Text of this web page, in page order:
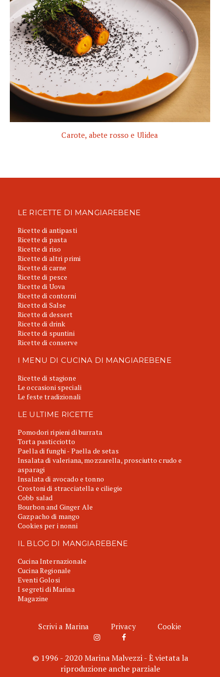
Carote, abete rosso e Ulidea
LE RICETTE DI MANGIAREBENE
Ricette di antipasti
Ricette di pasta
Ricette di riso
Ricette di altri primi
Ricette di carne
Ricette di pesce
Ricette di Uova
Ricette di contorni
Ricette di Salse
Ricette di dessert
Ricette di drink
Ricette di spuntini
Ricette di conserve
I MENU DI CUCINA DI MANGIAREBENE
Ricette di stagione
Le occasioni speciali
Le feste tradizionali
LE ULTIME RICETTE
Pomodori ripieni di burrata
Torta pasticciotto
Paella di funghi - Paella de setas
Insalata di valeriana, mozzarella, prosciutto crudo e
asparagi
Insalata di avocado e tonno
Crostoni di stracciatella e ciliegie
Cobb salad
Bourbon and Ginger Ale
Gazpacho di mango
Cookies per i nonni
IL BLOG DI MANGIAREBENE
Cucina Internazionale
Cucina Regionale
Eventi Golosi
I segreti di Marina
Magazine
Scrivi a Marina Privacy Cookie
© 1996 - 2020 Marina Malvezzi - È vietata la
riproduzione anche parziale